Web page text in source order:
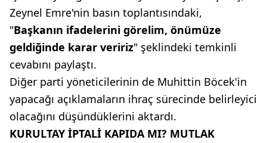
Zeynel Emre'nin basın toplantısındaki,
"Başkanın ifadelerini görelim, önümüze
geldiğinde karar veririz" şeklindeki temkinli
cevabını paylaştı.
Diğer parti yöneticilerinin de Muhittin Böcek'in
yapacağı açıklamaların ihraç sürecinde belirleyici
olacağını düşündüklerini aktardı.
KURULTAY İPTALİ KAPIDA MI? MUTLAK